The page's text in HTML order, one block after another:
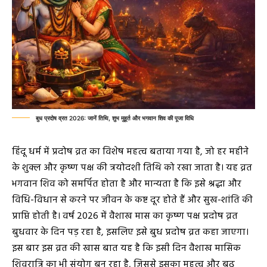
बुध प्रदोष व्रत 2026: जानें तिथि, शुभ मुहूर्त और भगवान शिव की पूजा विधि
हिंदू धर्म में प्रदोष व्रत का विशेष महत्व बताया गया है, जो हर महीने
के शुक्ल और कृष्ण पक्ष की त्रयोदशी तिथि को रखा जाता है। यह व्रत
भगवान शिव को समर्पित होता है और मान्यता है कि इसे श्रद्धा और
विधि-विधान से करने पर जीवन के कष्ट दूर होते हैं और सुख-शांति की
प्राप्ति होती है। वर्ष 2026 में वैशाख मास का कृष्ण पक्ष प्रदोष व्रत
बुधवार के दिन पड़ रहा है, इसलिए इसे बुध प्रदोष व्रत कहा जाएगा।
इस बार इस व्रत की खास बात यह है कि इसी दिन वैशाख मासिक